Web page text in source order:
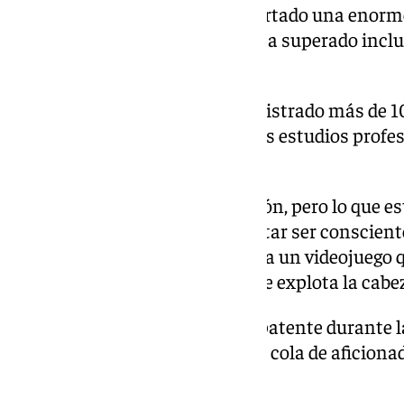
Aunque la demo ya había despertado una
año, el lanzamiento definitivo ha superado
En solo 72 horas, el juego ha registrado más
que, según Díaz, incluso muchos estudios
«Sabíamos que había expectación, pero lo que
veces nos sentamos para intentar ser
personas jugando en sus casas a un
Cuando lo pienso demasiado me explota la
El entusiasmo también quedó patente durante
física, donde se formó una larga cola de